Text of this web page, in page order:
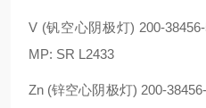
V (钒空心阴极灯) 200-
MP: SR L2433
Zn (锌空心阴极灯) 200-